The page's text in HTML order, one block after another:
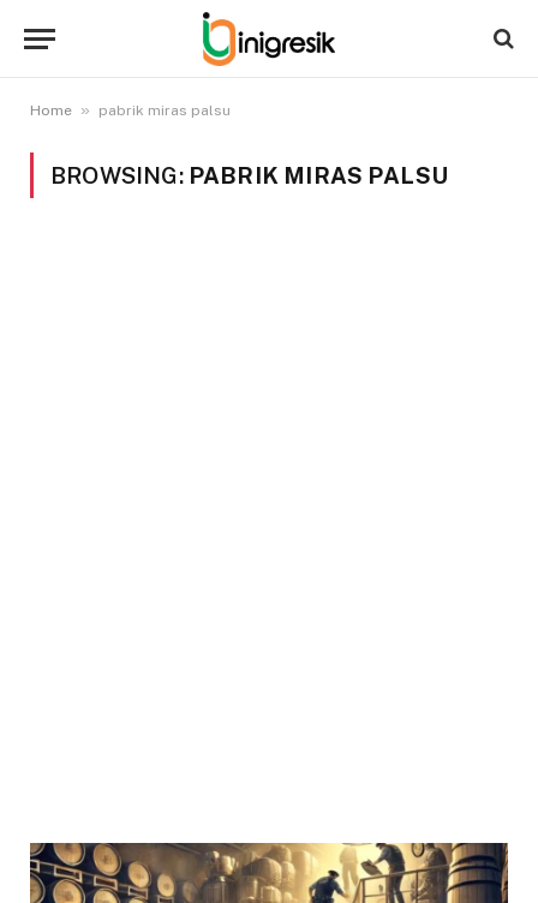
Home » pabrik miras palsu
BROWSING: PABRIK MIRAS PALSU